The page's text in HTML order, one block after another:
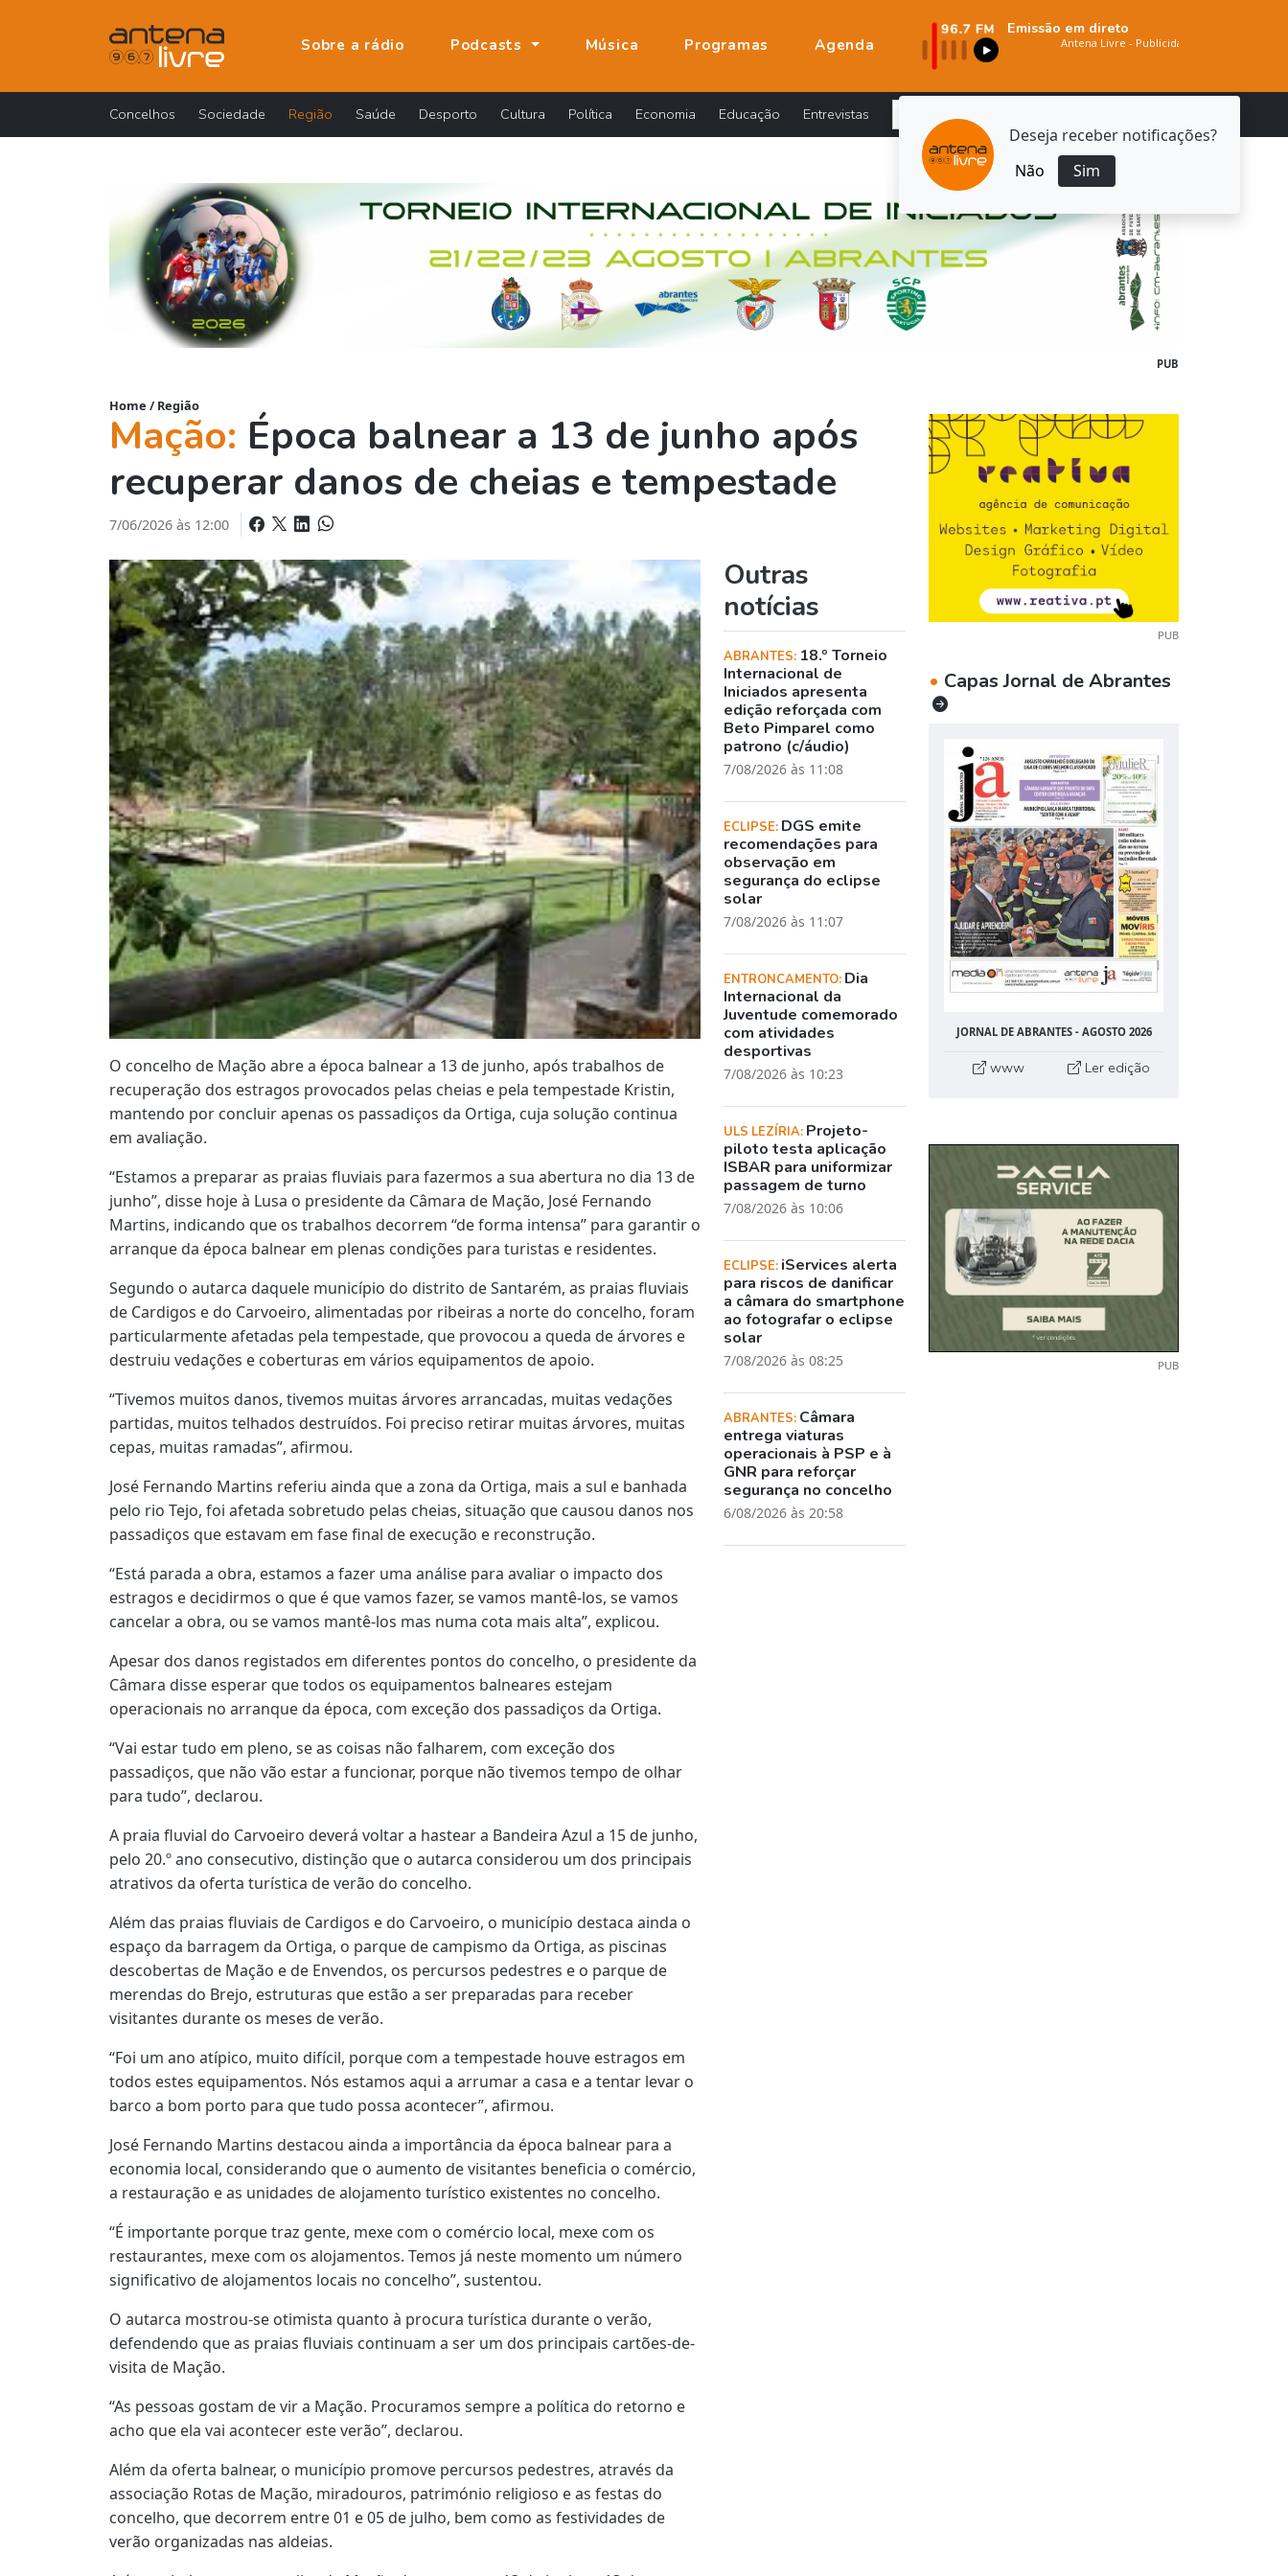
Deseja receber notificações?
Não
Sim
Sobre a rádio Podcasts Música Programas Agenda
Emissão em direto
Concelhos Sociedade Região Saúde Desporto Cultura Política Economia Educação Entrevistas
PUB
Home / Região
Mação: Época balnear a 13 de junho após
recuperar danos de cheias e tempestade
7/06/2026 às 12:00
O concelho de Mação abre a época balnear a 13 de junho, após trabalhos de
recuperação dos estragos provocados pelas cheias e pela tempestade Kristin,
mantendo por concluir apenas os passadiços da Ortiga, cuja solução continua
em avaliação.
“Estamos a preparar as praias fluviais para fazermos a sua abertura no dia 13 de
junho”, disse hoje à Lusa o presidente da Câmara de Mação, José Fernando
Martins, indicando que os trabalhos decorrem “de forma intensa” para garantir o
arranque da época balnear em plenas condições para turistas e residentes.
Segundo o autarca daquele município do distrito de Santarém, as praias fluviais
de Cardigos e do Carvoeiro, alimentadas por ribeiras a norte do concelho, foram
particularmente afetadas pela tempestade, que provocou a queda de árvores e
destruiu vedações e coberturas em vários equipamentos de apoio.
“Tivemos muitos danos, tivemos muitas árvores arrancadas, muitas vedações
partidas, muitos telhados destruídos. Foi preciso retirar muitas árvores, muitas
cepas, muitas ramadas”, afirmou.
José Fernando Martins referiu ainda que a zona da Ortiga, mais a sul e banhada
pelo rio Tejo, foi afetada sobretudo pelas cheias, situação que causou danos nos
passadiços que estavam em fase final de execução e reconstrução.
“Está parada a obra, estamos a fazer uma análise para avaliar o impacto dos
estragos e decidirmos o que é que vamos fazer, se vamos mantê-los, se vamos
cancelar a obra, ou se vamos mantê-los mas numa cota mais alta”, explicou.
Apesar dos danos registados em diferentes pontos do concelho, o presidente da
Câmara disse esperar que todos os equipamentos balneares estejam
operacionais no arranque da época, com exceção dos passadiços da Ortiga.
“Vai estar tudo em pleno, se as coisas não falharem, com exceção dos
passadiços, que não vão estar a funcionar, porque não tivemos tempo de olhar
para tudo”, declarou.
A praia fluvial do Carvoeiro deverá voltar a hastear a Bandeira Azul a 15 de junho,
pelo 20.º ano consecutivo, distinção que o autarca considerou um dos principais
atrativos da oferta turística de verão do concelho.
Além das praias fluviais de Cardigos e do Carvoeiro, o município destaca ainda o
espaço da barragem da Ortiga, o parque de campismo da Ortiga, as piscinas
descobertas de Mação e de Envendos, os percursos pedestres e o parque de
merendas do Brejo, estruturas que estão a ser preparadas para receber
visitantes durante os meses de verão.
“Foi um ano atípico, muito difícil, porque com a tempestade houve estragos em
todos estes equipamentos. Nós estamos aqui a arrumar a casa e a tentar levar o
barco a bom porto para que tudo possa acontecer”, afirmou.
José Fernando Martins destacou ainda a importância da época balnear para a
economia local, considerando que o aumento de visitantes beneficia o comércio,
a restauração e as unidades de alojamento turístico existentes no concelho.
“É importante porque traz gente, mexe com o comércio local, mexe com os
restaurantes, mexe com os alojamentos. Temos já neste momento um número
significativo de alojamentos locais no concelho”, sustentou.
O autarca mostrou-se otimista quanto à procura turística durante o verão,
defendendo que as praias fluviais continuam a ser um dos principais cartões-de-
visita de Mação.
“As pessoas gostam de vir a Mação. Procuramos sempre a política do retorno e
acho que ela vai acontecer este verão”, declarou.
Além da oferta balnear, o município promove percursos pedestres, através da
associação Rotas de Mação, miradouros, património religioso e as festas do
concelho, que decorrem entre 01 e 05 de julho, bem como as festividades de
verão organizadas nas aldeias.
Outras
notícias
ABRANTES: 18.º Torneio
Internacional de
Iniciados apresenta
edição reforçada com
Beto Pimparel como
patrono (c/áudio)
7/08/2026 às 11:08
ECLIPSE: DGS emite
recomendações para
observação em
segurança do eclipse
solar
7/08/2026 às 11:07
ENTRONCAMENTO: Dia
Internacional da
Juventude comemorado
com atividades
desportivas
7/08/2026 às 10:23
ULS LEZÍRIA: Projeto-
piloto testa aplicação
ISBAR para uniformizar
passagem de turno
7/08/2026 às 10:06
ECLIPSE: iServices alerta
para riscos de danificar
a câmara do smartphone
ao fotografar o eclipse
solar
7/08/2026 às 08:25
ABRANTES: Câmara
entrega viaturas
operacionais à PSP e à
GNR para reforçar
segurança no concelho
6/08/2026 às 20:58
PUB
• Capas Jornal de Abrantes
JORNAL DE ABRANTES - AGOSTO 2026
www Ler edição
PUB